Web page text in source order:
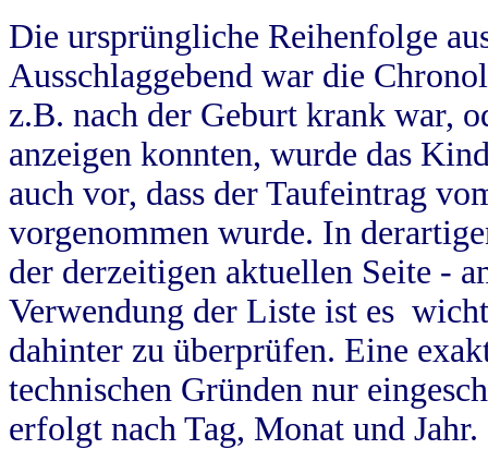
Die ursprüngliche Reihenfolge
Ausschlaggebend war die
z.B. nach der Geburt krank war,
anzeigen konnten, wurde das
auch vor, dass der Taufeintrag
vorgenommen wurde. In
der derzeitigen aktuellen Seite -
Verwendung der Liste ist es
dahinter zu überprüfen. Eine
technischen Gründen nur
erfolgt nach Tag, Monat und Jahr.